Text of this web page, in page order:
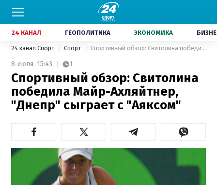
24 КАНАЛ ГЕОПОЛИТИКА ЭКОНОМИКА
24 канал Спорт Спорт Спортивный обзор: Свитолина победила Майр-Ахляйтнер, "Днепр" сыграет с "Аяксом"
8 июля, 15:43 1
Спортивный обзор: Свитолина
победила Майр-Ахляйтнер,
"Днепр" сыграет с "Аяксом"